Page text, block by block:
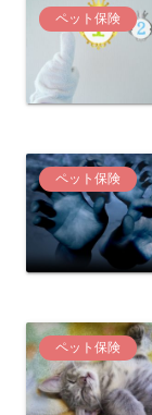
ペット保険
ペット保険
ペット保険